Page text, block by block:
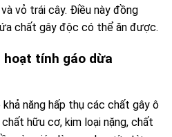
vỏ trái cây. Điều này đồng
chất gây độc có thể ăn được.
hoạt tính gáo dừa
khả năng hấp thụ các chất gây ô
hữu cơ, kim loại nặng, chất